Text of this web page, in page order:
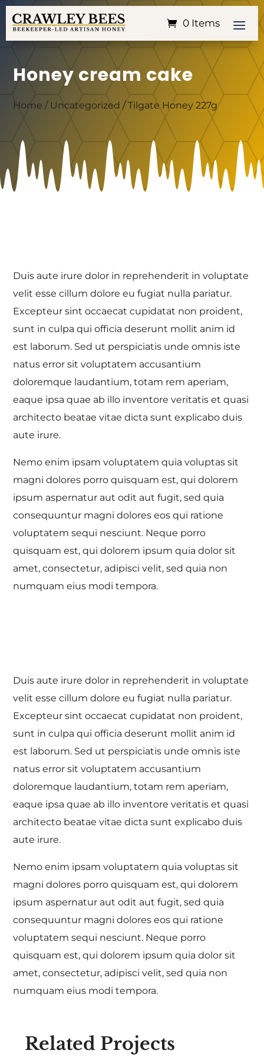
0 Items
Honey cream cake
Home / Uncategorized / Tilgate Honey 227g
Duis aute irure dolor in reprehenderit in voluptate
velit esse cillum dolore eu fugiat nulla pariatur.
Excepteur sint occaecat cupidatat non proident,
sunt in culpa qui officia deserunt mollit anim id
est laborum. Sed ut perspiciatis unde omnis iste
natus error sit voluptatem accusantium
doloremque laudantium, totam rem aperiam,
eaque ipsa quae ab illo inventore veritatis et quasi
architecto beatae vitae dicta sunt explicabo duis
aute irure.
Nemo enim ipsam voluptatem quia voluptas sit
magni dolores porro quisquam est, qui dolorem
ipsum aspernatur aut odit aut fugit, sed quia
consequuntur magni dolores eos qui ratione
voluptatem sequi nesciunt. Neque porro
quisquam est, qui dolorem ipsum quia dolor sit
amet, consectetur, adipisci velit, sed quia non
numquam eius modi tempora.
Duis aute irure dolor in reprehenderit in voluptate
velit esse cillum dolore eu fugiat nulla pariatur.
Excepteur sint occaecat cupidatat non proident,
sunt in culpa qui officia deserunt mollit anim id
est laborum. Sed ut perspiciatis unde omnis iste
natus error sit voluptatem accusantium
doloremque laudantium, totam rem aperiam,
eaque ipsa quae ab illo inventore veritatis et quasi
architecto beatae vitae dicta sunt explicabo duis
aute irure.
Nemo enim ipsam voluptatem quia voluptas sit
magni dolores porro quisquam est, qui dolorem
ipsum aspernatur aut odit aut fugit, sed quia
consequuntur magni dolores eos qui ratione
voluptatem sequi nesciunt. Neque porro
quisquam est, qui dolorem ipsum quia dolor sit
amet, consectetur, adipisci velit, sed quia non
numquam eius modi tempora.
Related Projects